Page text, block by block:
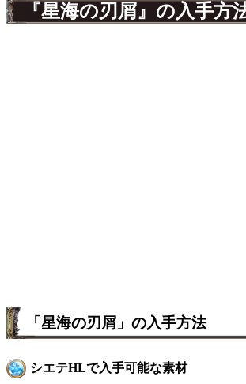
『星海の刃屑』の入手方
「星海の刃屑」の入手方法
シエテHLで入手可能な素材